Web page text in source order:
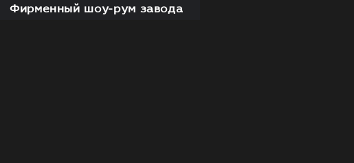
Фирменный шоу-рум завода